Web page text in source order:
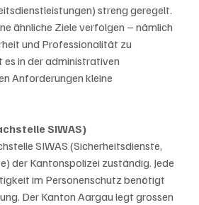
streng geregelt.
ähnliche Ziele verfolgen – nämlich
und Professionalität zu
in der administrativen
Anforderungen kleine
SIWAS)
SIWAS (Sicherheitsdienste,
der Kantonspolizei zuständig. Jede
im Personenschutz benötigt
Der Kanton Aargau legt grossen